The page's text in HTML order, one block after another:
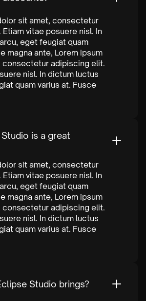
sit amet, consectetur
vitae posuere nisl. In
eget feugiat quam
magna ante, Lorem ipsum
consectetur adipiscing elit.
nisl. In dictum luctus
quam varius at. Fusce
is a great
sit amet, consectetur
vitae posuere nisl. In
eget feugiat quam
magna ante, Lorem ipsum
consectetur adipiscing elit.
nisl. In dictum luctus
quam varius at. Fusce
Studio brings?